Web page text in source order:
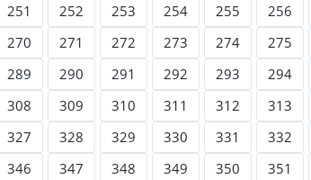
251 252 253 254 255 256
270 271 272 273 274 275
289 290 291 292 293 294
308 309 310 311 312 313
327 328 329 330 331 332
346 347 348 349 350 351